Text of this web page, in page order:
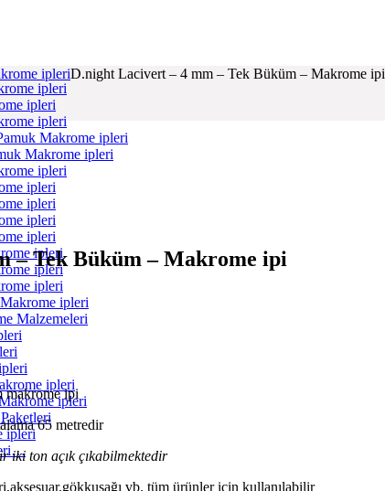
ipleri
ipleri
ipleri
Makrome ipleri
Makrome ipleri
ipleri
ipleri
ipleri
ipleri
ipleri
ipleri
ipleri
ipleri
ipleri
Malzemeleri
ipleri
ipleri
ipleri
ipleriD.night Lacivert – 4 mm – Tek Büküm – Makrome ipi
– Tek Büküm – Makrome ipi
makrome ipi
65 metredir
iki ton açık çıkabilmektedir
vb. tüm ürünler için kullanılabilir